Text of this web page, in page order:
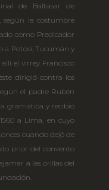
de Baltasar de
según la costumbre
como Predicador
a Potosí, Tucumán y
el virrey Francisco
dirigió contra los
el padre Rubén
gramática y recibió
a Lima, en cuyo
cuando dejó de
prior del convento
a las orillas del